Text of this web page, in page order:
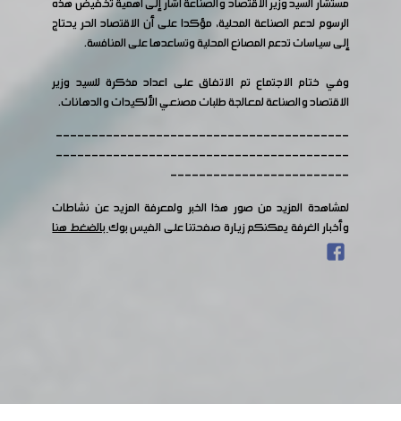
الرسوم لدعم الصناعة المحلية، مؤكدا على أن الاقتصاد الحر يحتاج
إلى سياسات تدعم المصانع المحلية وتساعدها على المنافسة.
وفي ختام الاجتماع تم الاتفاق على اعداد مذكرة للسيد وزير
الاقتصاد والصناعة لمعالجة طلبات مصنعي الألكيدات والدهانات.
-----------------------------------------
-----------------------------------------
-------------------------
لمشاهدة المزيد من صور هذا الخبر ولمعرفة المزيد عن نشاطات
وأخبار الغرفة يمكنكم زيارة صفحتنا على الفيس بوكبالضغط هنا